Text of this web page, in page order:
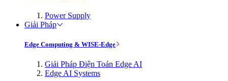
Power Supply
Giải Pháp
Edge Computing & WISE-Edge
Giải Pháp Điện Toán Edge AI
Edge AI Systems